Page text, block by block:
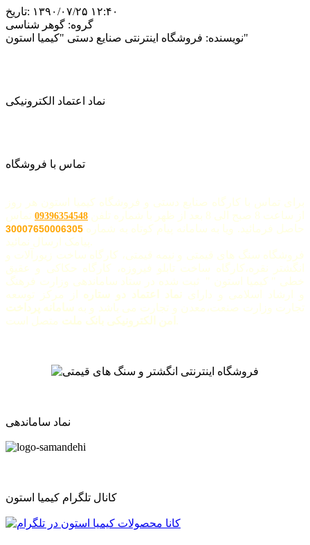
تاریخ: ‎۱۳۹۰/۰۷/۲۵ ۱۲:۴۰
گروه: گوهر شناسی
نویسنده:فروشگاه اینترنتی صنایع دستی "کیمیا استون"
نماد اعتماد الکترونیکی
تماس با فروشگاه
برای تماس با کارگاه صنایع دستی و فروشگاه کیمیا استون هر روز
از ساعت 8 صبح الی 8 بعد از ظهر با شماره تلفن
09396354548 تماس
حاصل فرمائید. ویا به سامانه پیام کوتاه به شماره 30007650006305
فروشگاه سنگ های قیمتی و نیمه قیمتی، کارگاه ساخت زیورآلات و
انگشتر نقره،کارگاه ساخت تابلو فیروزه، کارگاه حکاکی و عقیق
خطی " کیمیا استون " ثبت شده در ستاد ساماندهی وزارت فرهنگ
و ارشاد اسلامی و دارای نماد اعتماد دو ستاره
از مرکز توسعه
تجارت وزارت صنعت،معدن و تجارت می باشد و به سامانه پرداخت
امن الکترونیکی بانک ملت
نماد ساماندهی
کانال تلگرام کیمیا استون